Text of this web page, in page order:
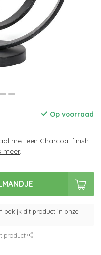
Op voorraad
met een Charcoal finish.
meer.
bekijk dit product in onze
product